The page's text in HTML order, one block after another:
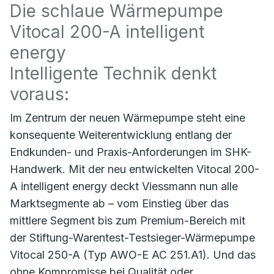
Die schlaue Wärmepumpe
Vitocal 200-A intelligent
energy
Intelligente Technik denkt
voraus:
Im Zentrum der neuen Wärmepumpe steht eine
konsequente Weiterentwicklung entlang der
Endkunden- und Praxis-Anforderungen im SHK-
Handwerk. Mit der neu entwickelten Vitocal 200-
A intelligent energy deckt Viessmann nun alle
Marktsegmente ab – vom Einstieg über das
mittlere Segment bis zum Premium-Bereich mit
der Stiftung-Warentest-Testsieger-Wärmepumpe
Vitocal 250-A (Typ AWO-E AC 251.A1). Und das